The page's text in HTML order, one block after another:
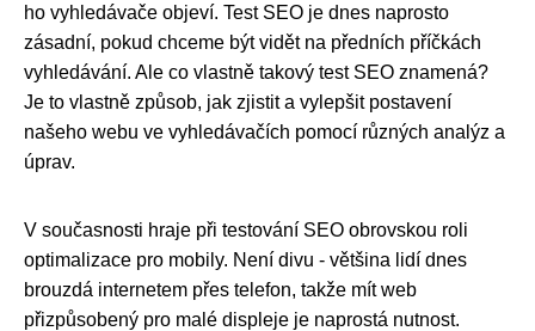
ho vyhledávače objeví. Test SEO je dnes naprosto
zásadní, pokud chceme být vidět na předních příčkách
vyhledávání. Ale co vlastně takový test SEO znamená?
Je to vlastně způsob, jak zjistit a vylepšit postavení
našeho webu ve vyhledávačích pomocí různých analýz a
úprav.
V současnosti hraje při testování SEO obrovskou roli
optimalizace pro mobily. Není divu - většina lidí dnes
brouzdá internetem přes telefon, takže mít web
přizpůsobený pro malé displeje je naprostá nutnost.